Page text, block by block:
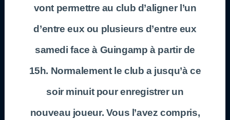
vont permettre au club d’aligner l’un
d’entre eux ou plusieurs d’entre eux
samedi face à Guingamp à partir de
15h. Normalement le club a jusqu’à ce
soir minuit pour enregistrer un
nouveau joueur. Vous l’avez compris,